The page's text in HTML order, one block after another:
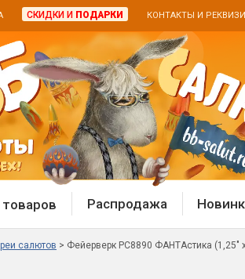
СКИДКИ И ПОДАРКИ КОНТАКТЫ И
Распродажа
салютов Фейерверк РС8890 ФАНТАстика (1,25"